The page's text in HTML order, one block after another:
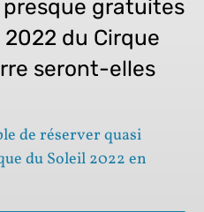
presque gratuites
du Cirque
seront-elles
de réserver quasi
du Soleil 2022 en